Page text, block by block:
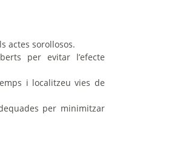
actes sorollosos.
per evitar l’efecte
i localitzeu vies de
per minimitzar